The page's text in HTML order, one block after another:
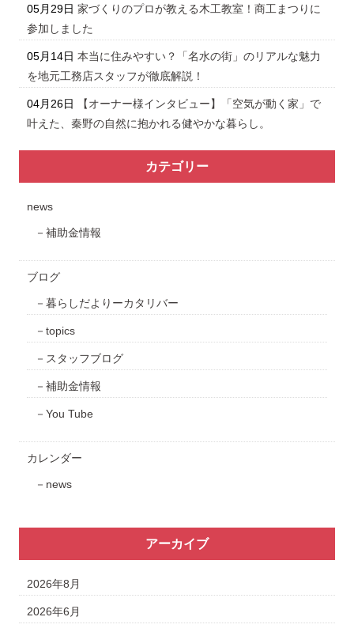
05月29日 家づくりのプロが教える木工教室！商工まつりに
参加しました
05月14日 本当に住みやすい？「名水の街」のリアルな魅力
を地元工務店スタッフが徹底解説！
04月26日
【オーナー様インタビュー】「空気が動く家」で
叶えた、秦野の自然に抱かれる健やかな暮らし。
カテゴリー
news
補助金情報
ブログ
暮らしだよりーカタリバー
topics
スタッフブログ
補助金情報
You Tube
カレンダー
news
アーカイブ
2026年8月
2026年6月